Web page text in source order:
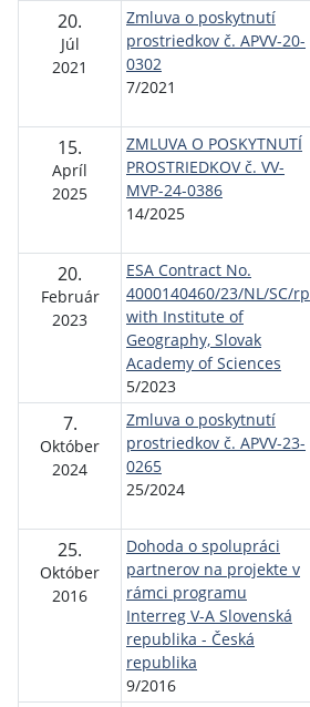
20.
Júl
2021
Zmluva o poskytnutí
prostriedkov č. APVV-20-
0302
7/2021
15.
Apríl
2025
ZMLUVA O POSKYTNUTÍ
PROSTRIEDKOV č. VV-
MVP-24-0386
14/2025
20.
Február
2023
ESA Contract No.
4000140460/23/NL/SC/rp
with Institute of
Geography, Slovak
Academy of Sciences
5/2023
7.
Október
2024
Zmluva o poskytnutí
prostriedkov č. APVV-23-
0265
25/2024
25.
Október
2016
Dohoda o spolupráci
partnerov na projekte v
rámci programu
Interreg V-A Slovenská
republika - Česká
republika
9/2016